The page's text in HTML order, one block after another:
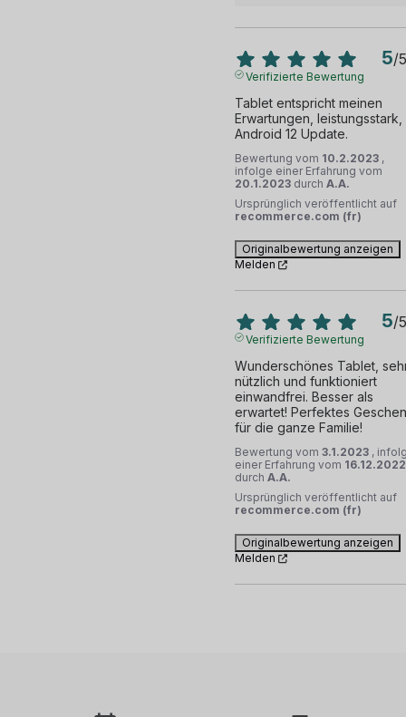
5/5
Verifizierte Bewertung
Tablet entspricht meinen
Erwartungen, leistungsstark,
Android 12 Update.
Bewertung vom 10.2.2023 ,
infolge einer Erfahrung vom
20.1.2023 durch A.A.
Ursprünglich veröffentlicht auf
recommerce.com (fr)
Originalbewertung anzeigen
Melden
5/5
Verifizierte Bewertung
Wunderschönes Tablet,
nützlich und funktioniert
einwandfrei. Besser als
erwartet! Perfektes
für die ganze Familie!
Bewertung vom 3.1.2023 ,
einer Erfahrung vom 16.12.2022
durch A.A.
Ursprünglich veröffentlicht auf
recommerce.com (fr)
Originalbewertung anzeigen
Melden